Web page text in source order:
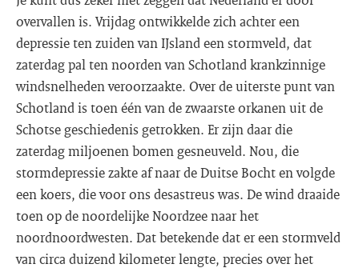
overvallen is. Vrijdag ontwikkelde zich achter een
depressie ten zuiden van IJsland een stormveld, dat
zaterdag pal ten noorden van Schotland krankzinnige
windsnelheden veroorzaakte. Over de uiterste punt van
Schotland is toen één van de zwaarste orkanen uit de
Schotse geschiedenis getrokken. Er zijn daar die
zaterdag miljoenen bomen gesneuveld. Nou, die
stormdepressie zakte af naar de Duitse Bocht en volgde
een koers, die voor ons desastreus was. De wind draaide
toen op de noordelijke Noordzee naar het
noordnoordwesten. Dat betekende dat er een stormveld
van circa duizend kilometer lengte, precies over het